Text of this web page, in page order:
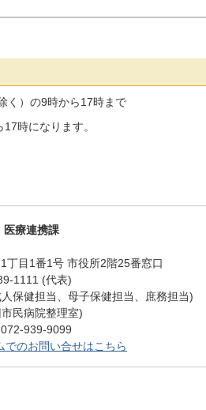
く）の9時から17時まで
時になります。
医療連携課
丁目1番1号 市役所2階25番窓口
1111 (代表)
保健担当、母子保健担当、庶務担当)
民病院整理室)
939-9099
でのお問い合せはこちら